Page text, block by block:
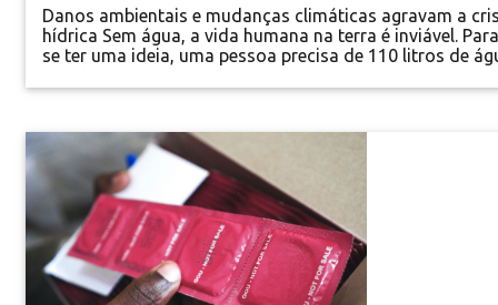
Danos ambientais e mudanças climáticas agravam a
hídrica Sem água, a vida humana na terra é inviável. Para
se ter uma ideia, uma pessoa precisa de 110 litros de
sobrevivência sejam atendidas. Cada vez que abrimos a
lembrar que a água é finita e que tudo depende dela:...
Especial